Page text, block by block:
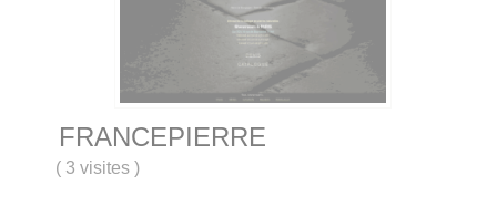
FRANCEPIERRE
( 3 visites)